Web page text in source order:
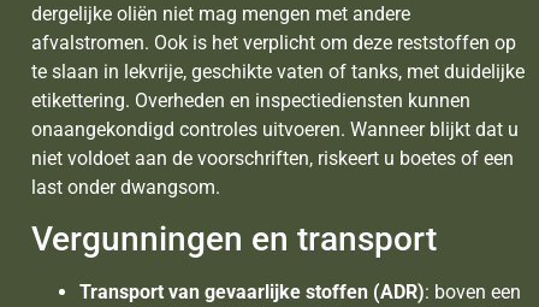
dergelijke oliën niet mag mengen met andere
afvalstromen. Ook is het verplicht om deze reststoffen op
te slaan in lekvrije, geschikte vaten of tanks, met duidelijke
etikettering. Overheden en inspectiediensten kunnen
onaangekondigd controles uitvoeren. Wanneer blijkt dat u
niet voldoet aan de voorschriften, riskeert u boetes of een
last onder dwangsom.
Vergunningen en transport
Transport van gevaarlijke stoffen (ADR): boven een